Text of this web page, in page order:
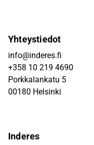
Yhteystiedot
info@inderes.fi
+358 10 219 4690
Porkkalankatu 5
00180 Helsinki
Inderes